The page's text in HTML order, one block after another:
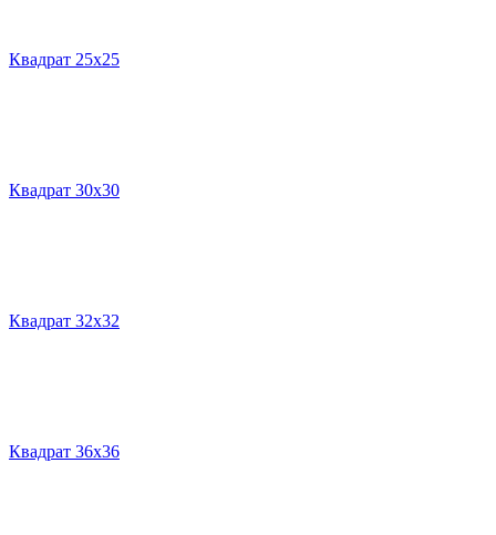
Квадрат 25х25
Квадрат 30х30
Квадрат 32х32
Квадрат 36х36